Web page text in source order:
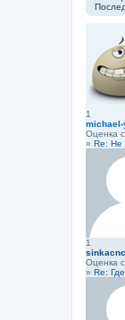
1
Оценка
» Re: Не
1
sinkacnc
Оценка
» Re: